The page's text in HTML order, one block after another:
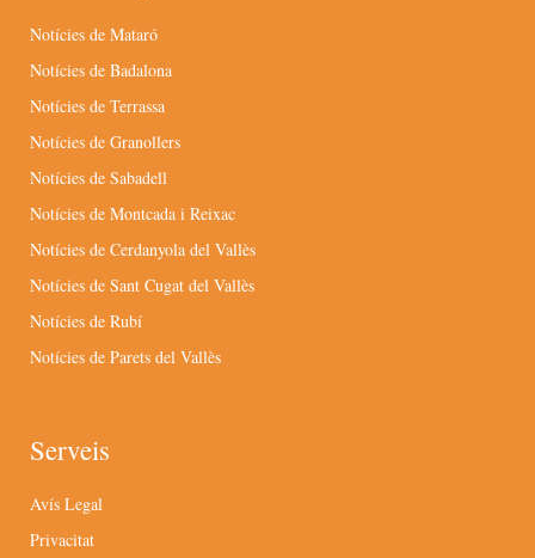
Notícies de Mataró
Notícies de Badalona
Notícies de Terrassa
Notícies de Granollers
Notícies de Sabadell
Notícies de Montcada i Reixac
Notícies de Cerdanyola del Vallès
Notícies de Sant Cugat del Vallès
Notícies de Rubí
Notícies de Parets del Vallès
Serveis
Avís Legal
Privacitat